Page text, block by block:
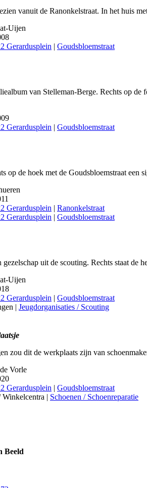
vanuit de Ranonkelstraat. In het huis
Uijen
Gerardusplein | Goudsbloemstraat
van Stelleman-Berge. Rechts op de
Gerardusplein | Goudsbloemstraat
op de hoek met de Goudsbloemstraat een
Gerardusplein | Ranonkelstraat
Gerardusplein | Goudsbloemstraat
gezelschap uit de scouting. Rechts staat
Uijen
Gerardusplein | Goudsbloemstraat
| Jeugdorganisaties / Scouting
zou dit de werkplaats zijn van
Vorle
Gerardusplein | Goudsbloemstraat
| Schoenen / Schoenreparatie
Beeld